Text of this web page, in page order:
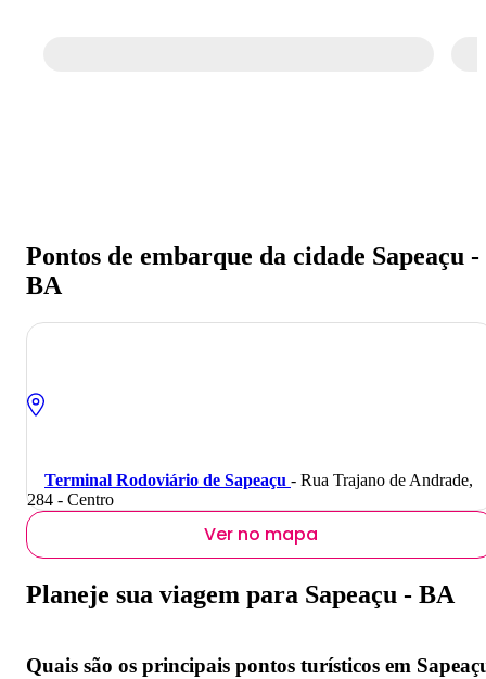
Pontos de embarque da cidade Sapeaçu -
BA
Terminal Rodoviário de Sapeaçu - Rua Trajano de Andrade,
284 - Centro
Ver no mapa
Planeje sua viagem para Sapeaçu - BA
Quais são os principais pontos turísticos em